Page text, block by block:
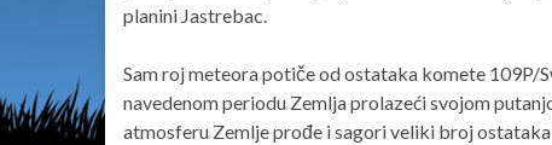
planini Jastrebac.
Sam roj meteora potiče od ostataka komete 109P/
navedenom periodu Zemlja prolazeći svojom
atmosferu Zemlje prođe i sagori veliki broj